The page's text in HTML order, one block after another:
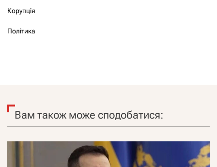
Корупція
Політика
Вам також може сподобатися: